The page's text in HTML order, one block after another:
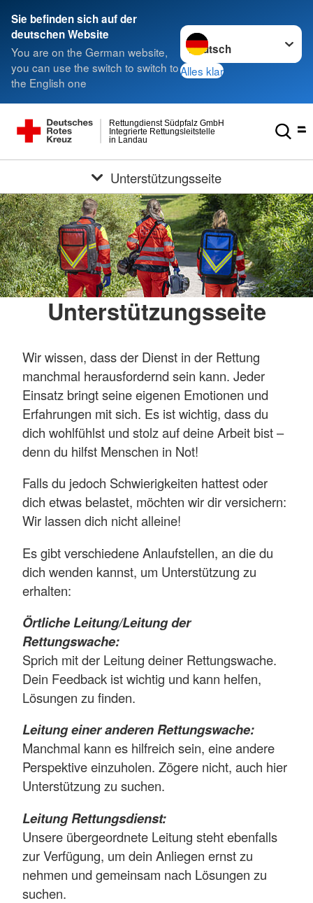
Sie befinden sich auf der
deutschen Website
You are on the German website,
you can use the switch to switch to
the English one
Sprache wechseln zu
Alles klar
in Landau
Integrierte Rettungsleitstelle
Rettungdienst Südpfalz GmbH
Unterstützungsseite
Unterstützungsseite
Wir wissen, dass der Dienst in der Rettung
manchmal herausfordernd sein kann. Jeder
Einsatz bringt seine eigenen Emotionen und
Erfahrungen mit sich. Es ist wichtig, dass du
dich wohlfühlst und stolz auf deine Arbeit bist –
denn du hilfst Menschen in Not!
Falls du jedoch Schwierigkeiten hattest oder
dich etwas belastet, möchten wir dir versichern:
Wir lassen dich nicht alleine!
Es gibt verschiedene Anlaufstellen, an die du
dich wenden kannst, um Unterstützung zu
erhalten:
Örtliche Leitung/Leitung der
Rettungswache:
Sprich mit der Leitung deiner Rettungswache.
Dein Feedback ist wichtig und kann helfen,
Lösungen zu finden.
Leitung einer anderen Rettungswache:
Manchmal kann es hilfreich sein, eine andere
Perspektive einzuholen. Zögere nicht, auch hier
Unterstützung zu suchen.
Leitung Rettungsdienst:
Unsere übergeordnete Leitung steht ebenfalls
zur Verfügung, um dein Anliegen ernst zu
nehmen und gemeinsam nach Lösungen zu
suchen.